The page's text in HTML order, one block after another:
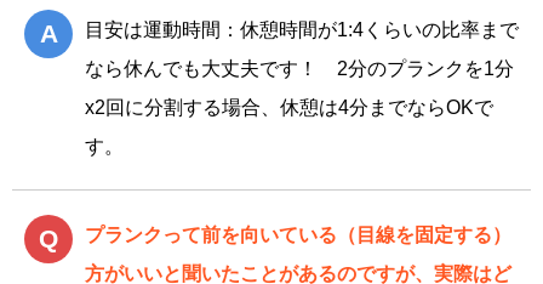
目安は運動時間：休憩時間が1:4くらいの比率まで
なら休んでも大丈夫です！ 2分のプランクを1分
x2回に分割する場合、休憩は4分までならOKで
す。
プランクって前を向いている（目線を固定する）
方がいいと聞いたことがあるのですが、実際はど